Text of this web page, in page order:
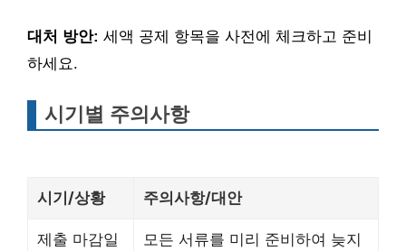
대처 방안: 세액 공제 항목을 사전에 체크하고 준비
하세요.
시기별 주의사항
시기/상황 주의사항/대안
제출 마감일 모든 서류를 미리 준비하여 늦지